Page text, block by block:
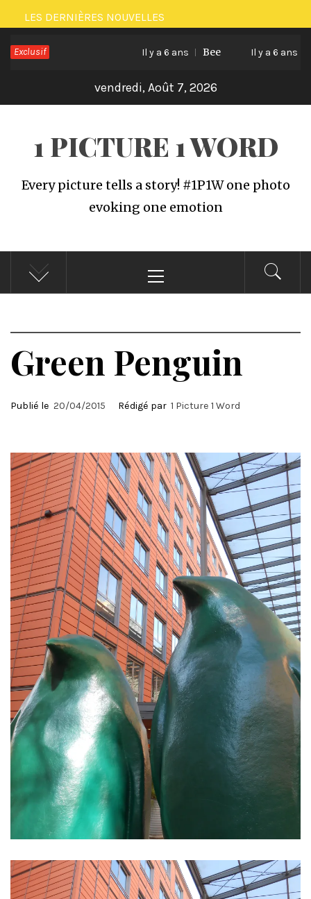
Passer
au
contenu
LES DERNIÈRES NOUVELLES
Exclusif Il y a 6 ans Bee Il y a 6 ans
vendredi, Août 7, 2026
1 PICTURE 1 WORD
Every picture tells a story! #1P1W one photo
evoking one emotion
principal
Green Penguin
Publié le 20/04/2015 Rédigé par 1 Picture 1 Word